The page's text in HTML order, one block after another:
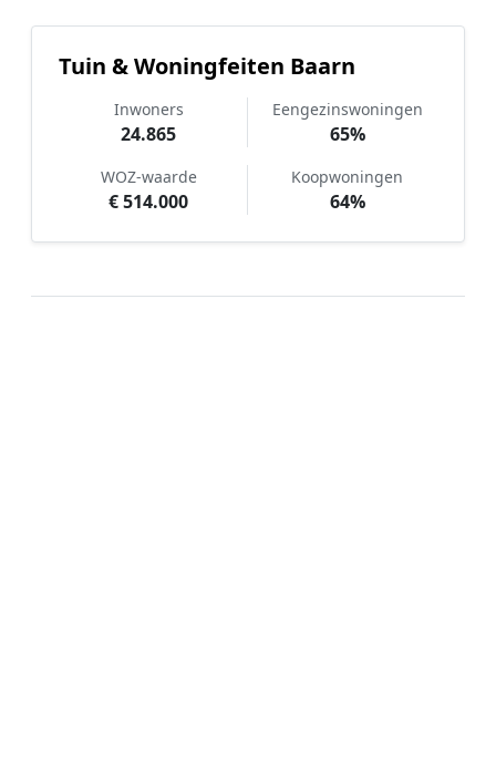
Tuin & Woningfeiten Baarn
Inwoners
24.865
Eengezinswoningen
65%
WOZ-waarde
€ 514.000
Koopwoningen
64%